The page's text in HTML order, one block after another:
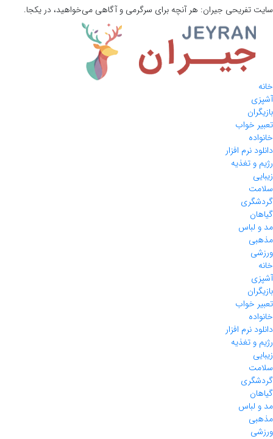
سایت تفریحی جیران: هر آنچه برای سرگرمی و آگاهی می‌خواهید، در یکجا.
خانه
آشپزی
بازیگران
تعبیر خواب
خانواده
دانلود نرم افزار
رژیم و تغذیه
زیبایی
سلامت
گردشگری
گیاهان
مد و لباس
مذهبی
ورزشی
خانه
آشپزی
بازیگران
تعبیر خواب
خانواده
دانلود نرم افزار
رژیم و تغذیه
زیبایی
سلامت
گردشگری
گیاهان
مد و لباس
مذهبی
ورزشی